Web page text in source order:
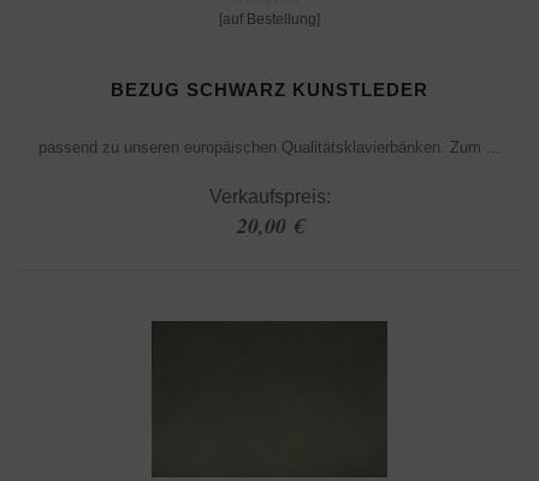
[auf Bestellung]
BEZUG SCHWARZ KUNSTLEDER
passend zu unseren europäischen Qualitätsklavierbänken. Zum ...
Verkaufspreis:
20,00 €